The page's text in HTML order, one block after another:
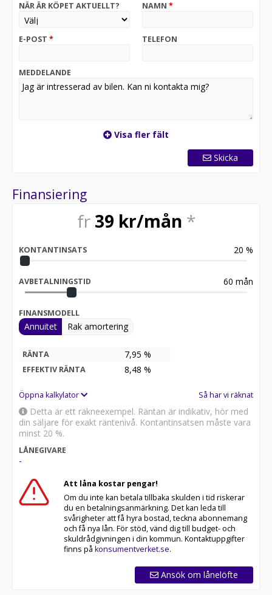
Har du frågor eller funderingar.
Vill du ha fler bilder på bilen.
Vi tar gärna er bil i inbyte.
NÄR ÄR KÖPET AKTUELLT? NAMN *
E-POST * TELEFON
MEDDELANDE
Visa fler fält
Skicka
Finansiering
fr 39 kr/mån *
KONTANTINSATS 20 %
AVBETALNINGSTID 60 mån
FINANSMODELL
Annuitet Rak amortering
RÄNTA 7,95 %
EFFEKTIV RÄNTA 8,48 %
Öppna kalkylator Så har vi räknat
Detta är ett räkneexempel. Räntan är indikativ, hör med
din säljare för exakt räntenivå. Kontantinsatsen måste vara
minst 20 %.
LÅNEGIVARE
-
Att låna kostar pengar!
Om du inte kan betala tillbaka skulden i tid riskerar
du en betalningsanmärkning. Det kan leda till
svårigheter att få hyra bostad, teckna abonnemang
och få nya lån. För stöd, vänd dig till budget- och
skuldrådgivningen i din kommun. Kontaktuppgifter
finns på konsumentverket.se.
Ansök om lånelöfte